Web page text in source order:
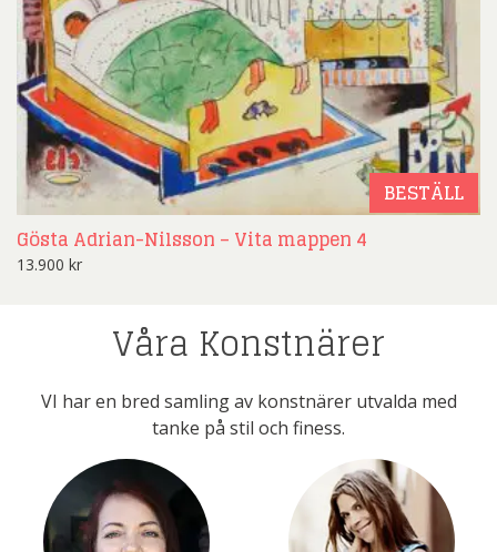
BESTÄLL
Gösta Adrian-Nilsson – Vita mappen 4
13.900 kr
Våra Konstnärer
VI har en bred samling av konstnärer utvalda med
tanke på stil och finess.